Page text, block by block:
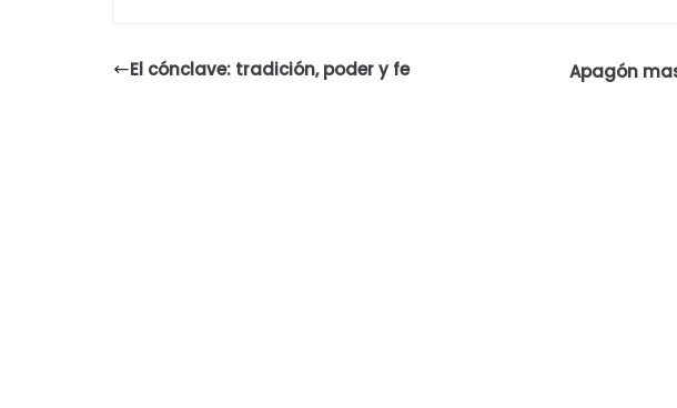
El cónclave: tradición, poder y fe Apagón